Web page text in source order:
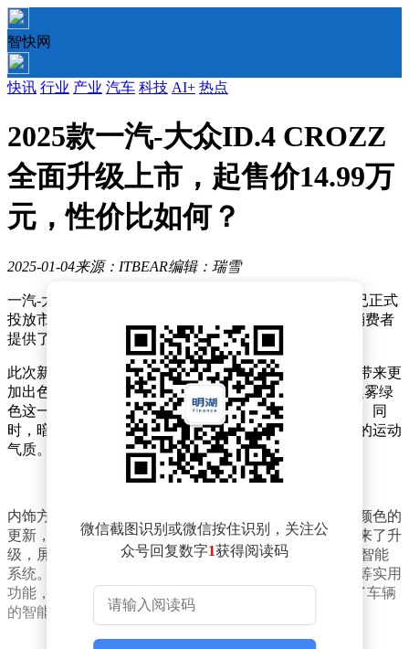
智快网
快讯 行业 产业 汽车 科技 AI+ 热点
2025款一汽-大众ID.4 CROZZ
全面升级上市，起售价14.99万
元，性价比如何？
2025-01-04来源：ITBEAR编辑：瑞雪
一汽-大众近日宣布，其备受期待的2025款ID.4 CROZZ已正式
投放市场，价格区间设定为14.99万元至18.59万元，为消费者
提供了新的购车选择。
此次新款车型在多个方面进行了显著升级，旨在为用户带来更
加出色的驾驶体验。设计上，新款ID.4 CROZZ引入了晨雾绿
色这一全新车身颜色，为消费者提供了更多个性化选择。同
时，暗黑骑士版车型则通过多处黑化处理，彰显出独特的运动
气质。
内饰方面，新款车型同样进行了精心打造。材质和缝线颜色的
更新，让车内空间更加时尚、舒适。车内中控屏幕也迎来了升
级，屏幕尺寸扩大至12.9英寸，并搭载了全新的ID.S 5.0智能
系统。该系统集成了高德地图、科大讯飞语义识别系统等实用
功能，并新增了ID. Mate虚拟AI智能管家，进一步提升了车辆
的智能化水平。
微信截图识别或微信按住识别，关注公
众号回复数字1获得阅读码